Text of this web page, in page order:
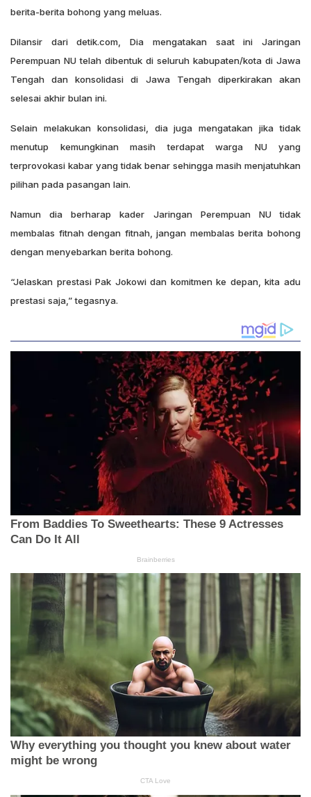
berita-berita bohong yang meluas.
Dilansir dari detik.com, Dia mengatakan saat ini Jaringan
Perempuan NU telah dibentuk di seluruh kabupaten/kota di Jawa
Tengah dan konsolidasi di Jawa Tengah diperkirakan akan
selesai akhir bulan ini.
Selain melakukan konsolidasi, dia juga mengatakan jika tidak
menutup kemungkinan masih terdapat warga NU yang
terprovokasi kabar yang tidak benar sehingga masih menjatuhkan
pilihan pada pasangan lain.
Namun dia berharap kader Jaringan Perempuan NU tidak
membalas fitnah dengan fitnah, jangan membalas berita bohong
dengan menyebarkan berita bohong.
“Jelaskan prestasi Pak Jokowi dan komitmen ke depan, kita adu
prestasi saja,” tegasnya.